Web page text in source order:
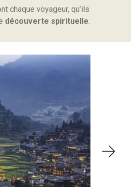
chaque voyageur, qu’ils
découverte spirituelle.